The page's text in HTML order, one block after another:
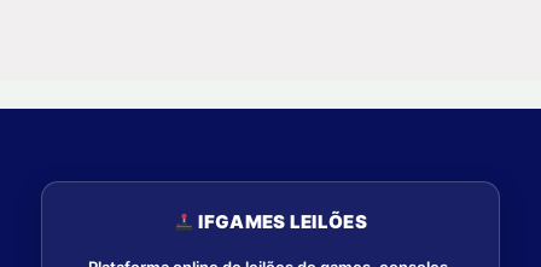
IFGAMES LEILÕES